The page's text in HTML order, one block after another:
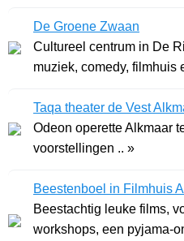
De Groene Zwaan
Cultureel centrum in De
muziek, comedy, filmhuis
Taqa theater de Vest
Odeon operette Alkmaar
voorstellingen .. »
Beestenboel in Filmhuis
Beestachtig leuke films,
workshops, een pyjama-